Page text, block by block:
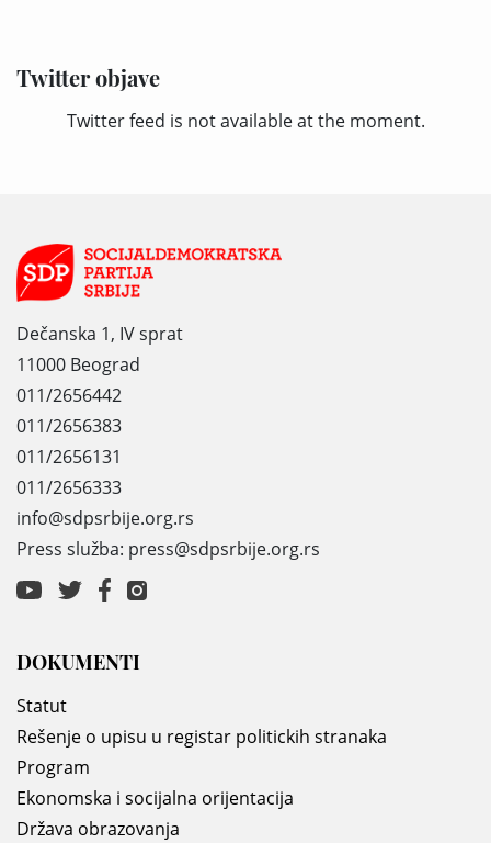
Twitter objave
Twitter feed is not available at the moment.
Dečanska 1, IV sprat
11000 Beograd
011/2656442
011/2656383
011/2656131
011/2656333
info@sdpsrbije.org.rs
Press služba: press@sdpsrbije.org.rs
DOKUMENTI
Statut
Rešenje o upisu u registar politickih stranaka
Program
Ekonomska i socijalna orijentacija
Država obrazovanja